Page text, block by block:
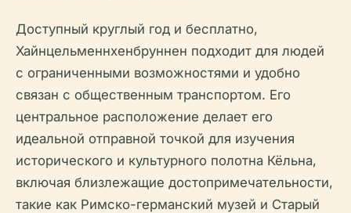
Доступный круглый год и бесплатно,
Хайнцельменнхенбруннен подходит для людей
с ограниченными возможностями и удобно
связан с общественным транспортом. Его
центральное расположение делает его
идеальной отправной точкой для изучения
исторического и культурного полотна Кёльна,
включая близлежащие достопримечательности,
такие как Римско-германский музей и Старый